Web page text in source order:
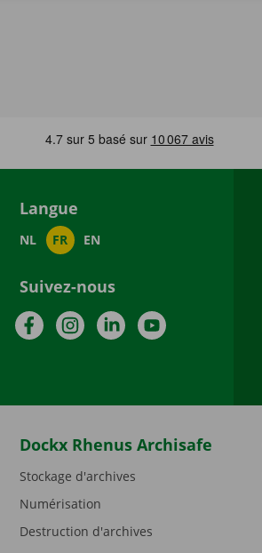
Langue
NL FR EN
Suivez-nous
FacebookInstagramLinkedInYouTube
Dockx Rhenus Archisafe
Stockage d'archives
Numérisation
Destruction d'archives